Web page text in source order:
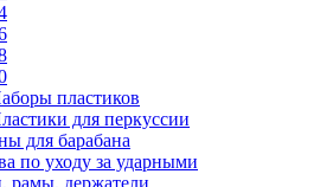
пластиков
для перкуссии
для барабана
по уходу за ударными
рамы, держатели